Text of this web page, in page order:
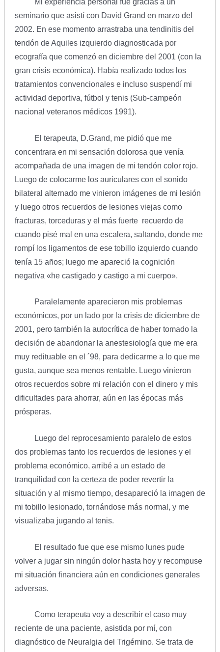
Mi experiencia personal fue gracias a un
seminario que asistí con David Grand en marzo del
2002. En ese momento arrastraba una tendinitis del
tendón de Aquiles izquierdo diagnosticada por
ecografía que comenzó en diciembre del 2001 (con la
gran crisis económica). Había realizado todos los
tratamientos convencionales e incluso suspendí mi
actividad deportiva, fútbol y tenis (Sub-campeón
nacional veteranos médicos 1991).
El terapeuta, D.Grand, me pidió que me
concentrara en mi sensación dolorosa que venía
acompañada de una imagen de mi tendón color rojo.
Luego de colocarme los auriculares con el sonido
bilateral alternado me vinieron imágenes de mi lesión
y luego otros recuerdos de lesiones viejas como
fracturas, torceduras y el más fuerte recuerdo de
cuando pisé mal en una escalera, saltando, donde me
rompí los ligamentos de ese tobillo izquierdo cuando
tenía 15 años; luego me apareció la cognición
negativa «he castigado y castigo a mi cuerpo».
Paralelamente aparecieron mis problemas
económicos, por un lado por la crisis de diciembre de
2001, pero también la autocrítica de haber tomado la
decisión de abandonar la anestesiología que me era
muy redituable en el ´98, para dedicarme a lo que me
gusta, aunque sea menos rentable. Luego vinieron
otros recuerdos sobre mi relación con el dinero y mis
dificultades para ahorrar, aún en las épocas más
prósperas.
Luego del reprocesamiento paralelo de estos
dos problemas tanto los recuerdos de lesiones y el
problema económico, arribé a un estado de
tranquilidad con la certeza de poder revertir la
situación y al mismo tiempo, desapareció la imagen de
mi tobillo lesionado, tornándose más normal, y me
visualizaba jugando al tenis.
El resultado fue que ese mismo lunes pude
volver a jugar sin ningún dolor hasta hoy y recompuse
mi situación financiera aún en condiciones generales
adversas.
Como terapeuta voy a describir el caso muy
reciente de una paciente, asistida por mí, con
diagnóstico de Neuralgia del Trigémino. Se trata de